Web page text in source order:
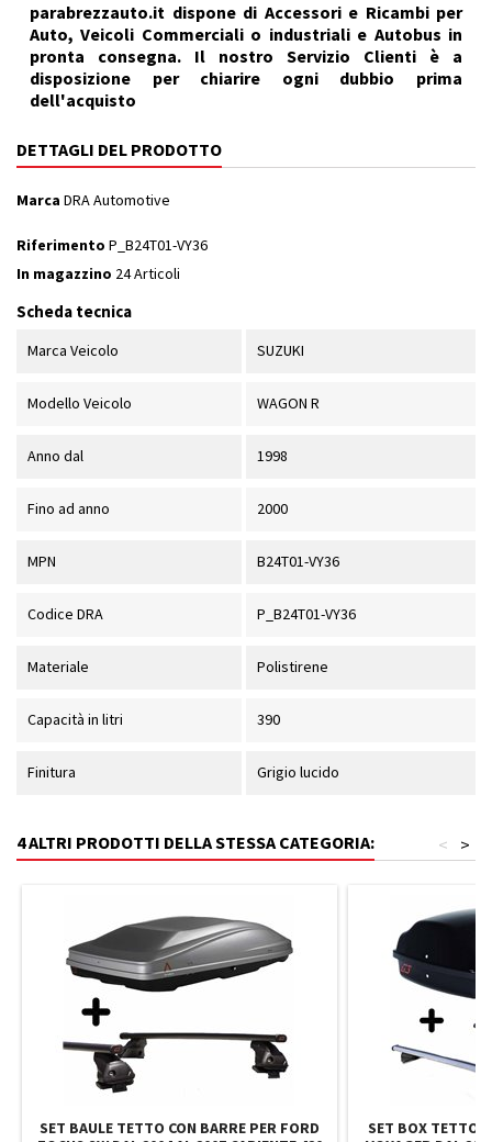
parabrezzauto.it dispone di Accessori e Ricambi per
Auto, Veicoli Commerciali o industriali e Autobus in
pronta consegna. Il nostro Servizio Clienti è a
disposizione per chiarire ogni dubbio prima
dell'acquisto
DETTAGLI DEL PRODOTTO
Marca DRA Automotive
Riferimento P_B24T01-VY36
In magazzino 24 Articoli
Scheda tecnica
Marca Veicolo SUZUKI
Modello Veicolo WAGON R
Anno dal 1998
Fino ad anno 2000
MPN B24T01-VY36
Codice DRA P_B24T01-VY36
Materiale Polistirene
Capacità in litri 390
Finitura Grigio lucido
4 ALTRI PRODOTTI DELLA STESSA CATEGORIA: >
<
SET BAULE TETTO CON BARRE PER FORD
SET BOX TETTO